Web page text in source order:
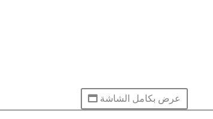
عرض بكامل الشاشة